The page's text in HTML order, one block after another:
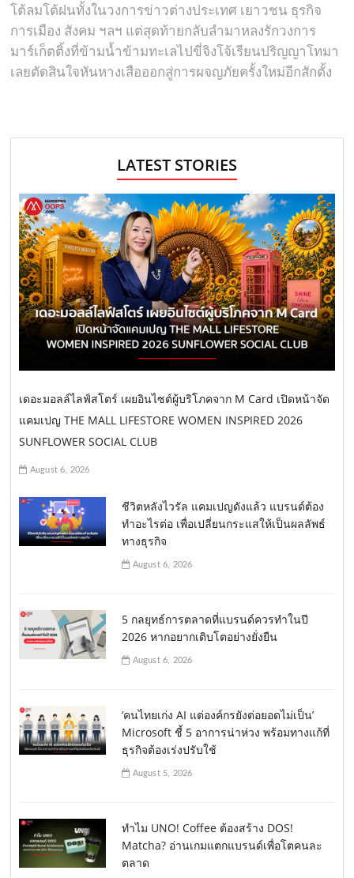
โต้ลมโต้ฝนทั้งในวงการข่าวต่างประเทศ เยาวชน ธุรกิจ
การเมือง สังคม ฯลฯ แต่สุดท้ายกลับลำมาหลงรักวงการ
มาร์เก็ตติ้งที่ข้ามน้ำข้ามทะเลไปขี่จิงโจ้เรียนปริญญาโทมา
เลยตัดสินใจหันหางเสือออกสู่การผจญภัยครั้งใหม่อีกสักตั้ง
LATEST STORIES
เดอะมอลล์ไลฟ์สโตร์ เผยอินไซต์ผู้บริโภคจาก M Card เปิดหน้าจัด
แคมเปญ THE MALL LIFESTORE WOMEN INSPIRED 2026
SUNFLOWER SOCIAL CLUB
August 6, 2026
ชีวิตหลังไวรัล แคมเปญดังแล้ว แบรนด์ต้อง
ทำอะไรต่อ เพื่อเปลี่ยนกระแสให้เป็นผลลัพธ์
ทางธุรกิจ
August 6, 2026
5 กลยุทธ์การตลาดที่แบรนด์ควรทำในปี
2026 หากอยากเติบโตอย่างยั่งยืน
August 6, 2026
‘คนไทยเก่ง AI แต่องค์กรยังต่อยอดไม่เป็น’
Microsoft ชี้ 5 อาการน่าห่วง พร้อมทางแก้ที่
ธุรกิจต้องเร่งปรับใช้
August 5, 2026
ทำไม UNO! Coffee ต้องสร้าง DOS!
Matcha? อ่านเกมแตกแบรนด์เพื่อโตคนละ
ตลาด